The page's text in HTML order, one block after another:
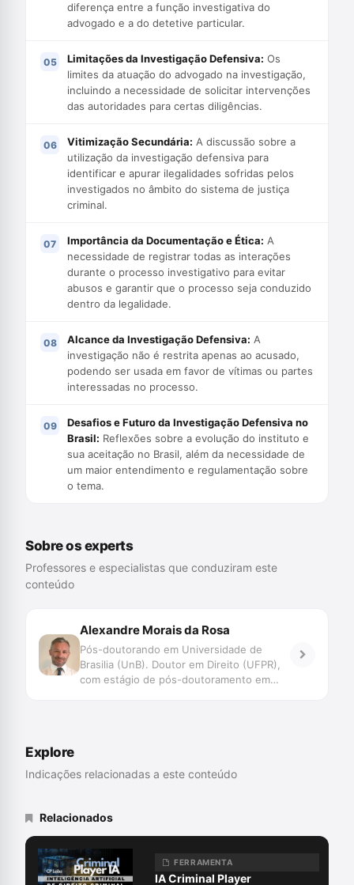
diferença entre a função investigativa do
advogado e a do detetive particular.
Limitações da Investigação Defensiva: Os
limites da atuação do advogado na investigação,
incluindo a necessidade de solicitar intervenções
das autoridades para certas diligências.
Vitimização Secundária: A discussão sobre a
utilização da investigação defensiva para
identificar e apurar ilegalidades sofridas pelos
investigados no âmbito do sistema de justiça
criminal.
Importância da Documentação e Ética: A
necessidade de registrar todas as interações
durante o processo investigativo para evitar
abusos e garantir que o processo seja conduzido
dentro da legalidade.
Alcance da Investigação Defensiva: A
investigação não é restrita apenas ao acusado,
podendo ser usada em favor de vítimas ou partes
interessadas no processo.
Desafios e Futuro da Investigação Defensiva no
Brasil: Reflexões sobre a evolução do instituto e
sua aceitação no Brasil, além da necessidade de
um maior entendimento e regulamentação sobre
o tema.
Sobre os experts
Professores e especialistas que conduziram este
conteúdo
Alexandre Morais da Rosa
Pós-doutorando em Universidade de
Brasilia (UnB). Doutor em Direito (UFPR),
com estágio de pós-doutoramento em
Associação Ibero Americana de Direito e
Decisão, Automação e Inteligência
Coordena o Grupo de Pesquisa
SpinLawLab (CNPq UNIVALI)
Explore
Indicações relacionadas a este conteúdo
Relacionados
FERRAMENTA
IA Criminal Player